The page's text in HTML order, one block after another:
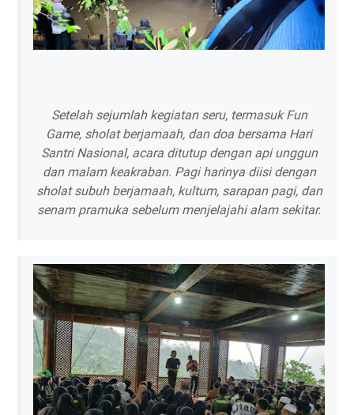
Setelah sejumlah kegiatan seru, termasuk Fun
Game, sholat berjamaah, dan doa bersama Hari
Santri Nasional, acara ditutup dengan api unggun
dan malam keakraban. Pagi harinya diisi dengan
sholat subuh berjamaah, kultum, sarapan pagi, dan
senam pramuka sebelum menjelajahi alam sekitar.